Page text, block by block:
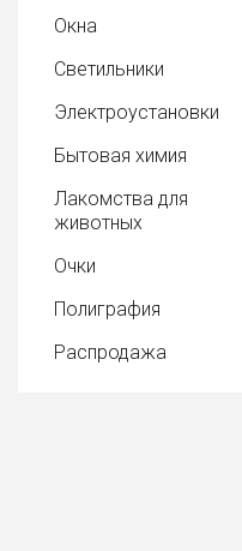
Окна
Светильники
Электроустановки
Бытовая химия
Лакомства для
животных
Очки
Полиграфия
Распродажа